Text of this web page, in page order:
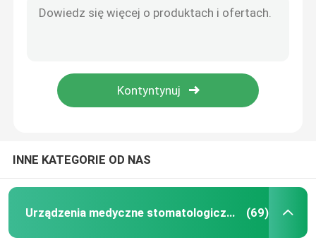
Zębowa profilia powietrza
Maszyna do implantu zęba
ODM Detektor próchnicy zębów
INNE KATEGORIE OD NAS
Urządzenia medyczne stomatologiczne (69)